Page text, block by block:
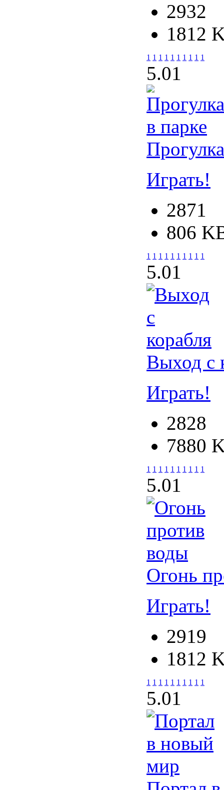
2932
1812
1 1 1 1 1 1 1 1 1 1
5.01
Играть!
2871
806
1 1 1 1 1 1 1 1 1 1
5.01
Выход с
Играть!
2828
7880
1 1 1 1 1 1 1 1 1 1
5.01
Огонь
Играть!
2919
1812
1 1 1 1 1 1 1 1 1 1
5.01